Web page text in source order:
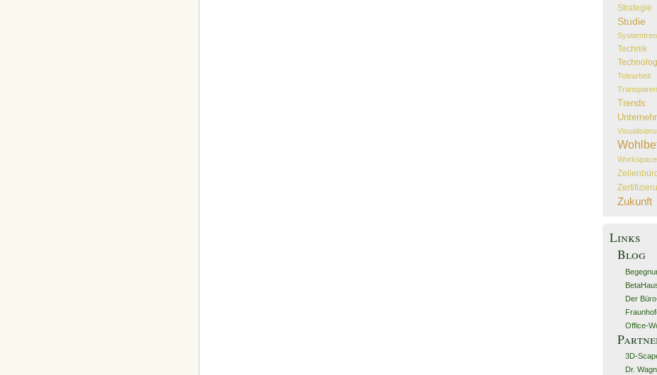
Strategie
Studie
Technik
Telearbeit
Trends
Workspace
Zukunft
Links
Blog
Der
Office-
3D-
Dr.